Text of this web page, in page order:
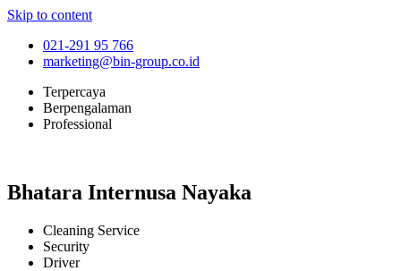
Skip to content
021-291 95 766
marketing@bin-group.co.id
Terpercaya
Berpengalaman
Professional
Bhatara Internusa Nayaka
Cleaning Service
Security
Driver